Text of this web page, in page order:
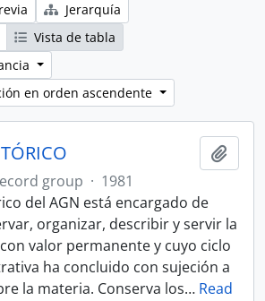
Jerarquía
Vista de tabla
en orden ascendente
group · 1981
del AGN está encargado de
organizar, describir y servir la
valor permanente y cuyo ciclo
ha concluido con sujeción a
la materia. Conserva los… Read